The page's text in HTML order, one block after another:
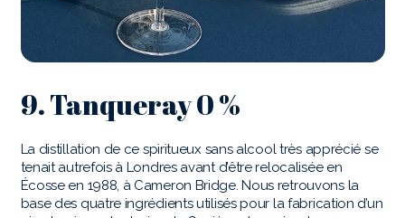
9. Tanqueray 0 %
La distillation de ce spiritueux sans alcool très apprécié se
tenait autrefois à Londres avant d’être relocalisée en
Écosse en 1988, à Cameron Bridge. Nous retrouvons la
base des quatre ingrédients utilisés pour la fabrication d’un